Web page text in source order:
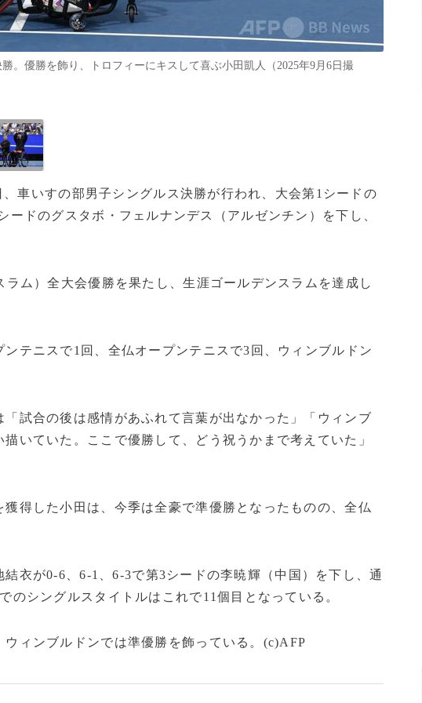
。優勝を飾り、トロフィーにキスして喜ぶ小田凱人（2025年9月6日撮
車いすの部男子シングルス決勝が行われ、大会第1シードの
ードのグスタボ・フェルナンデス（アルゼンチン）を下し、
ム）全大会優勝を果たし、生涯ゴールデンスラムを達成し
テニスで1回、全仏オープンテニスで3回、ウィンブルドン
試合の後は感情があふれて言葉が出なかった」「ウィンブ
いていた。ここで優勝して、どう祝うかまで考えていた」
得した小田は、今季は全豪で準優勝となったものの、全仏
衣が0-6、6‐1、6‐3で第3シードの李暁輝（中国）を下し、通
のシングルスタイトルはこれで11個目となっている。
ィンブルドンでは準優勝を飾っている。(c)AFP